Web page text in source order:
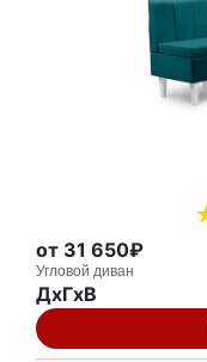
от 31 650₽
Угловой диван
ДxГxВ